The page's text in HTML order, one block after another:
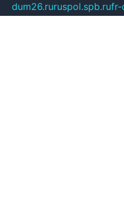
dum26.ruruspol.spb.rufr-